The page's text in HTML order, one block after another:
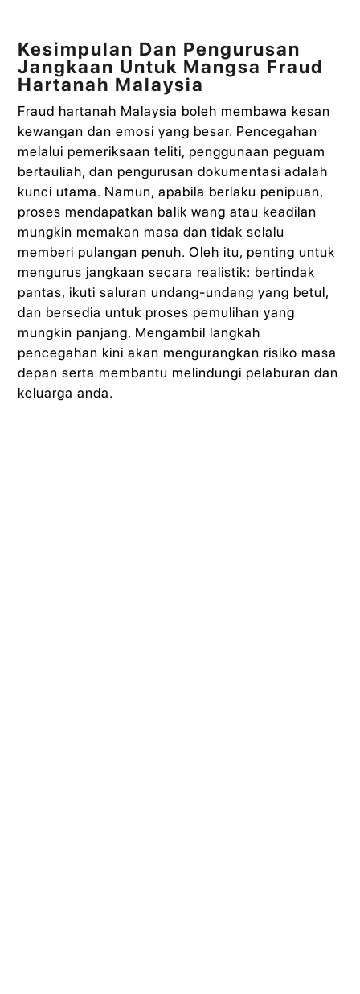
Kesimpulan Dan Pengurusan
Jangkaan Untuk Mangsa Fraud
Hartanah Malaysia
Fraud hartanah Malaysia boleh membawa kesan
kewangan dan emosi yang besar. Pencegahan
melalui pemeriksaan teliti, penggunaan peguam
bertauliah, dan pengurusan dokumentasi adalah
kunci utama. Namun, apabila berlaku penipuan,
proses mendapatkan balik wang atau keadilan
mungkin memakan masa dan tidak selalu
memberi pulangan penuh. Oleh itu, penting untuk
mengurus jangkaan secara realistik: bertindak
pantas, ikuti saluran undang-undang yang betul,
dan bersedia untuk proses pemulihan yang
mungkin panjang. Mengambil langkah
pencegahan kini akan mengurangkan risiko masa
depan serta membantu melindungi pelaburan dan
keluarga anda.